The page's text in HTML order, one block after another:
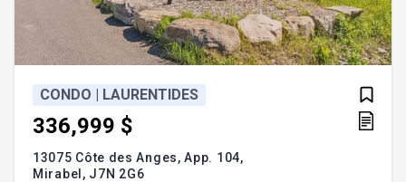
CONDO | LAURENTIDES
336,999 $
13075 Côte des Anges, App. 104,
Mirabel, J7N 2G6